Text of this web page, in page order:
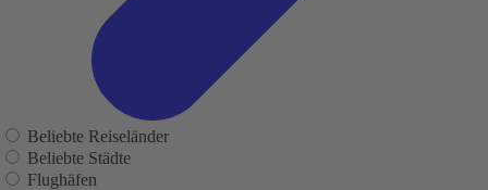
Beliebte Reiseländer
Beliebte Städte
Flughäfen